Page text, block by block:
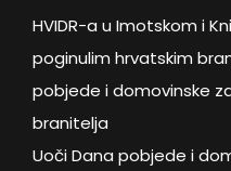
HVIDR-a u Imotskom i
poginulim hrvatskim
pobjede i domovinske
branitelja
Uoči Dana pobjede i